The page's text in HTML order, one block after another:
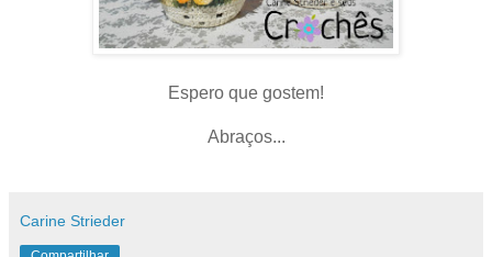
Espero que gostem!
Abraços...
Carine Strieder